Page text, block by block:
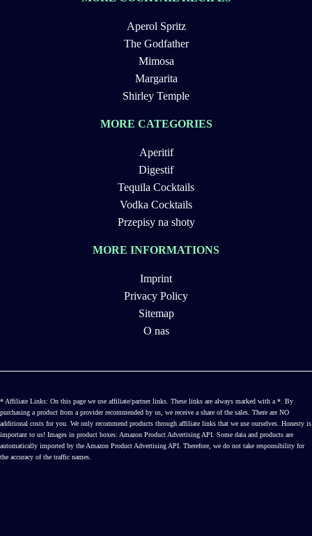
Aperol Spritz
The Godfather
Mimosa
Margarita
Shirley Temple
MORE CATEGORIES
Aperitif
Digestif
Tequila Cocktails
Vodka Cocktails
Przepisy na shoty
MORE INFORMATIONS
Imprint
Privacy Policy
Sitemap
O nas
* Affiliate Links: On this page we use affiliate/partner links. These links are always marked with a *. By
purchasing a product from a provider recommended by us, we receive a share of the sales. There are NO
additional costs for you. We only recommend products through affiliate links that we use ourselves. Honesty is
important to us! Images in product boxes: Amazon Product Advertising API. Some data and products are
automatically imported by the Amazon Product Advertising API. Therefore, we do not take responsibility for
the accuracy of the traffic names.